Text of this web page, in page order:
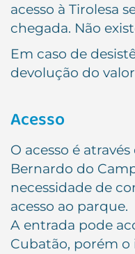
acesso à Tirolesa
chegada. Não
Em caso de
devolução do
Acesso
O acesso é
Bernardo do
necessidade de
acesso ao parque.
A entrada pode
Cubatão, porém o